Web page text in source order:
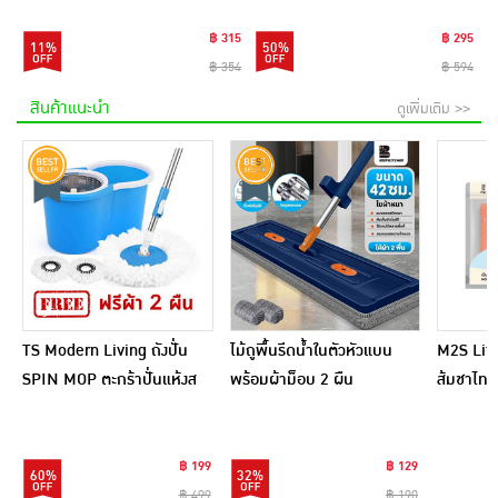
11%
฿ 315
฿ 354
50%
฿ 295
฿ 594
สินค้าแนะนำ ดูเพิ่มเติม >>
TS Modern Living ถังปั่น
SPIN MOP ตะกร้าปั่นแห้งส
60%
฿ 199
ไม้ถูพื้นรีดน้ำในตัวหัวแบน
พร้อมผ้าม็อบ 2 ผืน
32%
฿ 129
M2S
ส้มชาไท